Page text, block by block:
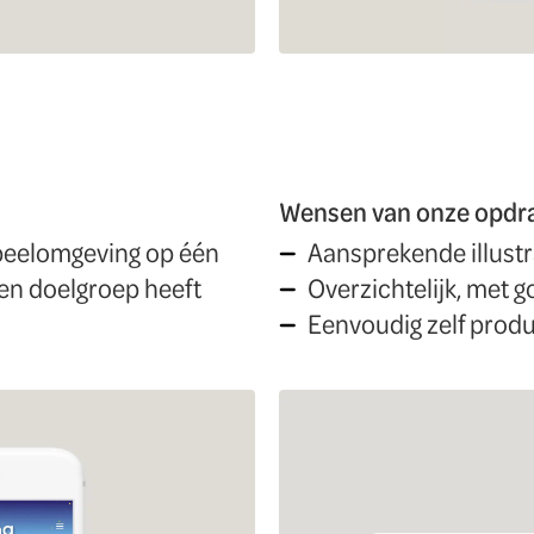
op één
doelgroep heeft
Wensen van onze
Aansprekende
Overzichtelijk, met
Eenvoudig zelf